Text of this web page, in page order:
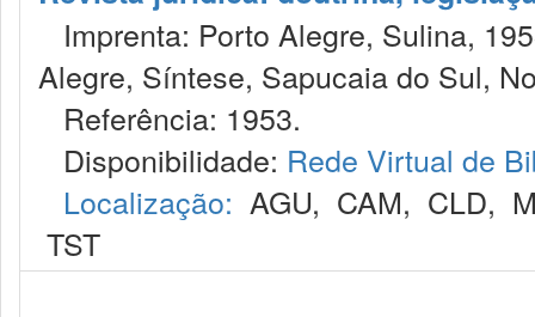
Imprenta: Porto Alegre, Sulina,
Alegre, Síntese, Sapucaia do Sul,
Referência: 1953.
Disponibilidade: Rede Virtual de
Localização: AGU, CAM, CLD,
TST